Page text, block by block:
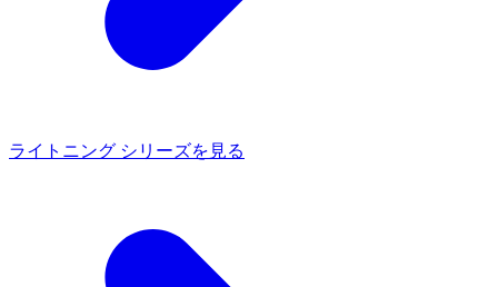
ライトニング シリーズを見る